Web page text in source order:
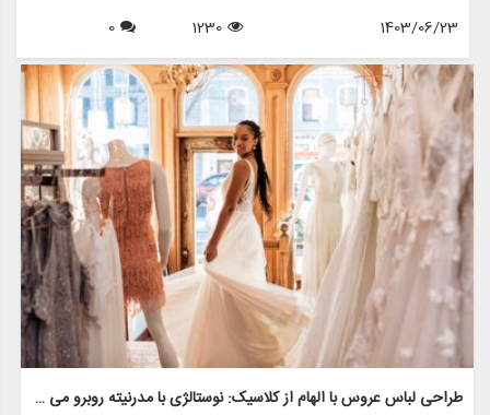
گرفته تا لباس های عروسی سلطنتی که توجه جهانیان را به خود جلب می
پوشیدن دارند. این مقاله به بررسی تأثیر لباس های عروسی افراد مشهور بر
مد عروس می پردازد و بررسی می کند که چگونه این لباس های پر زرق و
برق الهام بخش روندها، انتخاب ها و حتی خدمات ارائه شده توسط فروشگاه
هایی مانند مزون چرخچی هستند.
1403/06/23
1230
0
طراحی لباس عروس با الهام از کلاسیک: نوستالژی با مدرنیته روبرو می شود